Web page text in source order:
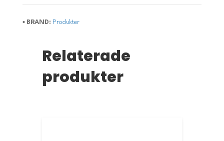
▪️ BRAND: Produkter
Relaterade
produkter